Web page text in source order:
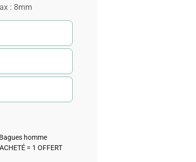
: 8mm
Bagues homme
= 1 OFFERT